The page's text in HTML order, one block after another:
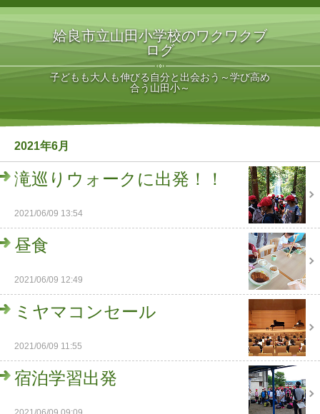
姶良市立山田小学校のワクワクブ
ログ
子どもも大人も伸びる自分と出会おう～学び高め
合う山田小～
2021年6月
滝巡りウォークに出発！！
2021/06/09 13:54
昼食
2021/06/09 12:49
ミヤマコンセール
2021/06/09 11:55
宿泊学習出発